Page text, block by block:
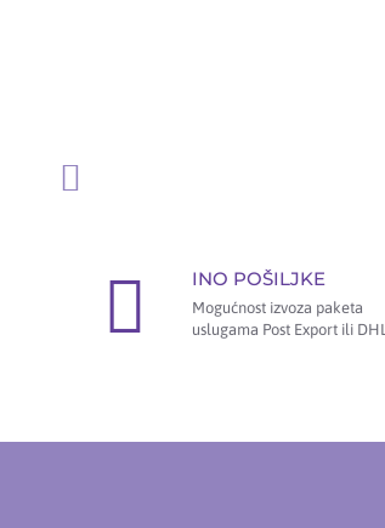
INO POŠILJKE
Mogućnost izvoza paketa
uslugama Post Export ili DHL